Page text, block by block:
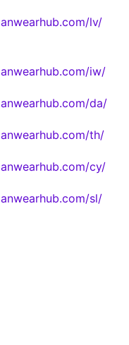
anwearhub.com/lv/
anwearhub.com/iw/
anwearhub.com/da/
anwearhub.com/th/
anwearhub.com/cy/
anwearhub.com/sl/